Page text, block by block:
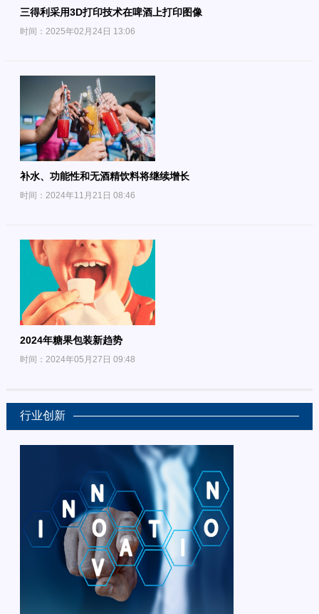
三得利采用3D打印技术在啤酒上打印图像
时间：2025年02月24日 13:06
补水、功能性和无酒精饮料将继续增长
时间：2024年11月21日 08:46
2024年糖果包装新趋势
时间：2024年05月27日 09:48
行业创新